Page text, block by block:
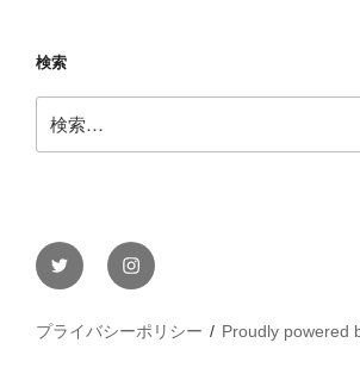
検索
索:
Twitter Instagram
プライバシーポリシー Proudly powered